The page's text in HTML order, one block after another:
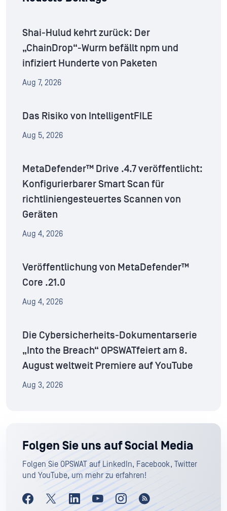
Shai-Hulud kehrt zurück: Der
„ChainDrop“-Wurm befällt npm und
infiziert Hunderte von Paketen
Aug 7, 2026
Das Risiko von IntelligentFILE
Aug 5, 2026
MetaDefender™ Drive .4.7 veröffentlicht:
Konfigurierbarer Smart Scan für
richtliniengesteuertes Scannen von
Geräten
Aug 4, 2026
Veröffentlichung von MetaDefender™
Core .21.0
Aug 4, 2026
Die Cybersicherheits-Dokumentarserie
„Into the Breach“ OPSWATfeiert am 8.
August weltweit Premiere auf YouTube
Aug 3, 2026
Folgen Sie uns auf Social Media
Folgen Sie OPSWAT auf LinkedIn, Facebook, Twitter
und YouTube, um mehr zu erfahren!